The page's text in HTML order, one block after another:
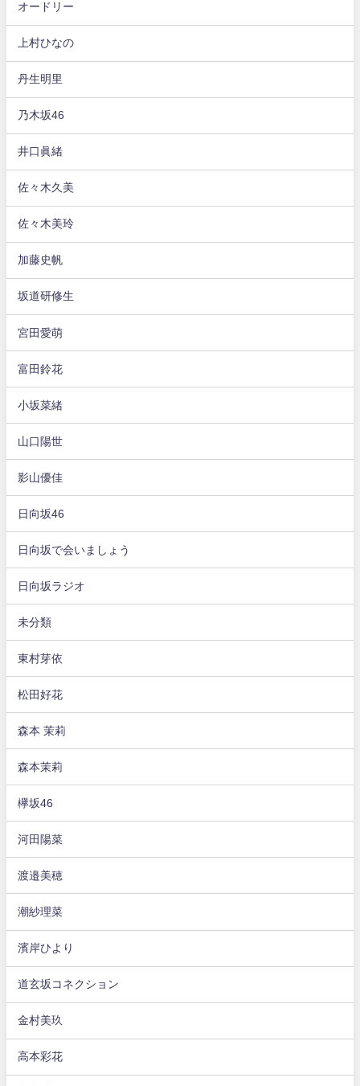
オードリー
上村ひなの
丹生明里
乃木坂46
井口眞緒
佐々木久美
佐々木美玲
加藤史帆
坂道研修生
宮田愛萌
富田鈴花
小坂菜緒
山口陽世
影山優佳
日向坂46
日向坂で会いましょう
日向坂ラジオ
未分類
東村芽依
松田好花
森本 茉莉
森本茉莉
欅坂46
河田陽菜
渡邉美穂
潮紗理菜
濱岸ひより
道玄坂コネクション
金村美玖
高本彩花